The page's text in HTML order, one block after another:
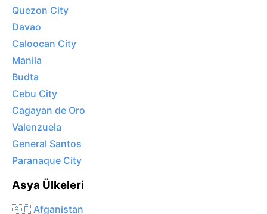
Quezon City
Davao
Caloocan City
Manila
Budta
Cebu City
Cagayan de Oro
Valenzuela
General Santos
Paranaque City
Asya Ülkeleri
🇦🇫 Afganistan